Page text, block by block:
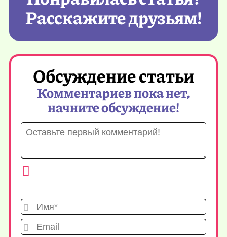
Расскажите друзьям!
Обсуждение статьи
Комментариев пока нет,
начните обсуждение!
Имя*